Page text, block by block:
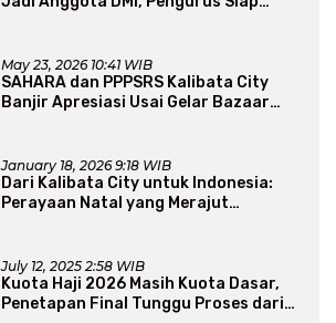
May 23, 2026 10:41 WIB
SAHARA dan PPPSRS Kalibata City
Banjir Apresiasi Usai Gelar Bazaar
January 18, 2026 9:18 WIB
Dari Kalibata City untuk Indonesia:
Perayaan Natal yang Merajut
July 12, 2025 2:58 WIB
Kuota Haji 2026 Masih Kuota Dasar,
Penetapan Final Tunggu Proses dari